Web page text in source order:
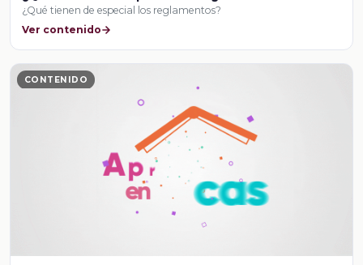
¿Qué tienen de especial los reglamentos?
Ver contenido
CONTENIDO